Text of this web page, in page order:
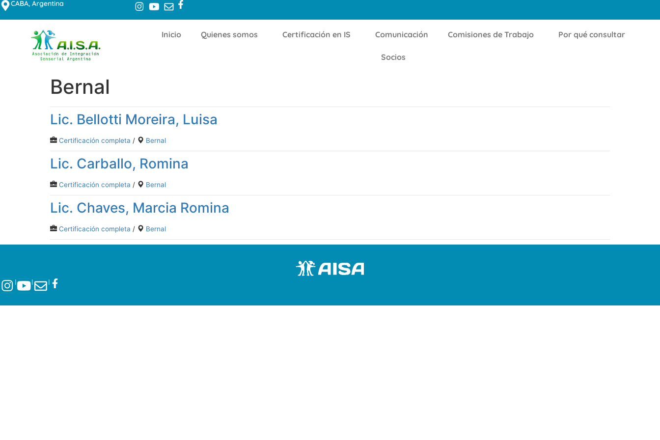
CABA, Argentina
Inicio Quienes somos Certificación en IS Comunicación Comisiones de Trabajo Por qué consultar
Socios
Bernal
Lic. Bellotti Moreira, Luisa
Certificación completa / Bernal
Lic. Carballo, Romina
Certificación completa / Bernal
Lic. Chaves, Marcia Romina
Certificación completa / Bernal
l l l